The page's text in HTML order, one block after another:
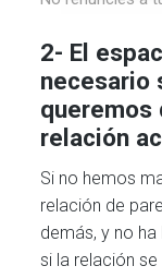
2- El
necesario
queremos
relación
Si no hemos
relación de
demás, y no
si la relación